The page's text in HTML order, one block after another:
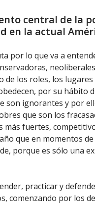
central de la
en la actual
por lo que va a
de los roles, los
por su hábito
son ignorantes y por
que son los
más fuertes,
que en momentos
porque es sólo una
practicar y
comenzando por los